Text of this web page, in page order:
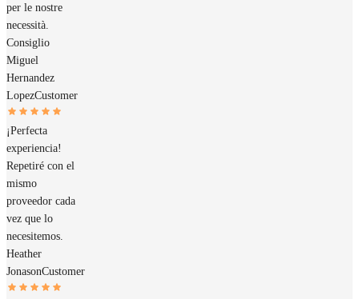
per le nostre
necessità.
Consiglio
Miguel
Hernandez
LopezCustomer
¡Perfecta
experiencia!
Repetiré con el
mismo
proveedor cada
vez que lo
necesitemos.
Heather
JonasonCustomer